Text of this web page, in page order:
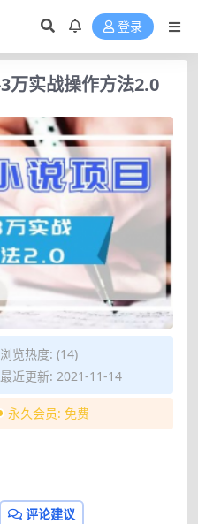
登录
万实战操作方法2.0
浏览热度: (14)
最近更新: 2021-11-14
永久会员: 免费
评论建议